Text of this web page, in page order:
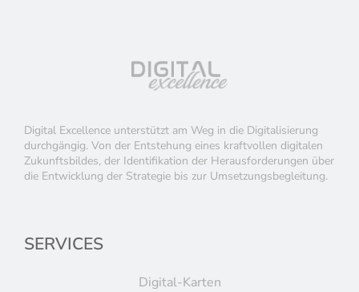
Digital Excellence unterstützt am Weg in die Digitalisierung
durchgängig. Von der Entstehung eines kraftvollen digitalen
Zukunftsbildes, der Identifikation der Herausforderungen über
die Entwicklung der Strategie bis zur Umsetzungsbegleitung.
SERVICES
Digital-Karten